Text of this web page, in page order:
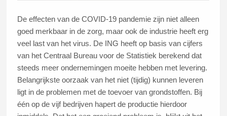
De effecten van de COVID-19 pandemie zijn niet alleen
goed merkbaar in de zorg, maar ook de industrie heeft erg
veel last van het virus. De ING heeft op basis van cijfers
van het Centraal Bureau voor de Statistiek berekend dat
steeds meer ondernemingen moeite hebben met levering.
Belangrijkste oorzaak van het niet (tijdig) kunnen leveren
ligt in de problemen met de toevoer van grondstoffen. Bij
één op de vijf bedrijven hapert de productie hierdoor